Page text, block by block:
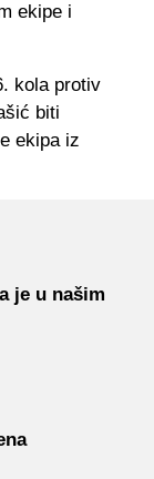
ekipe i
kola protiv
biti
ekipa iz
je u našim